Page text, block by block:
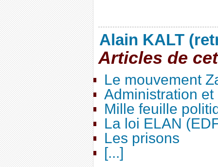
Alain KALT
Articles de
Le mouvement
Administration
Mille feuille
La loi ELAN
Les prisons
[...]